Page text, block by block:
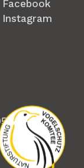
Facebook
Instagram